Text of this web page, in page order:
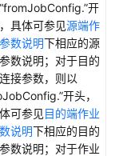
开
具体可参见源端作
数说明下相应的源
数说明；对于目的
接参数，则以
开头，
可参见目的端作业
说明下相应的目的
数说明；对于作业